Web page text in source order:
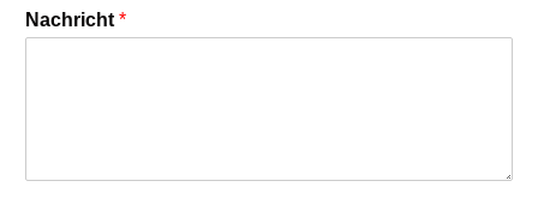
Nachricht *